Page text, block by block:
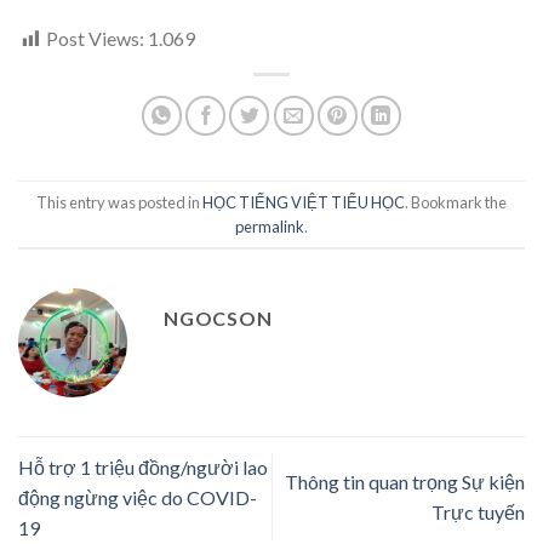
Post Views: 1.069
This entry was posted inHỌC TIẾNG VIỆT TIỂU HỌC. Bookmark the
permalink.
NGOCSON
Hỗ trợ 1 triệu đồng/người lao
động ngừng việc do COVID-
19
Thông tin quan trọng Sự kiện
Trực tuyến